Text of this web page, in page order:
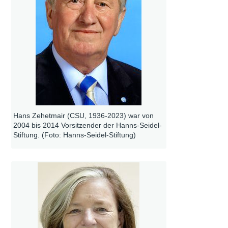
Hans Zehetmair (CSU, 1936-2023) war von
2004 bis 2014 Vorsitzender der Hanns-Seidel-
Stiftung. (Foto: Hanns-Seidel-Stiftung)